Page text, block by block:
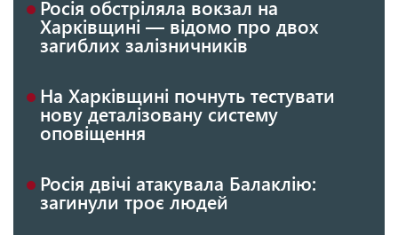
Росія обстріляла вокзал на
Харківщині — відомо про двох
загиблих залізничників
На Харківщині почнуть тестувати
нову деталізовану систему
оповіщення
Росія двічі атакувала Балаклію:
загинули троє людей